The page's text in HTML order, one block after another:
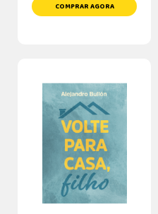
COMPRAR AGORA